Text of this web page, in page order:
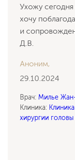
Ухожу сегодня
хочу
и
Д.В.
Аноним,
29.10.2024
Врач: Милье
Клиника:
хирургии